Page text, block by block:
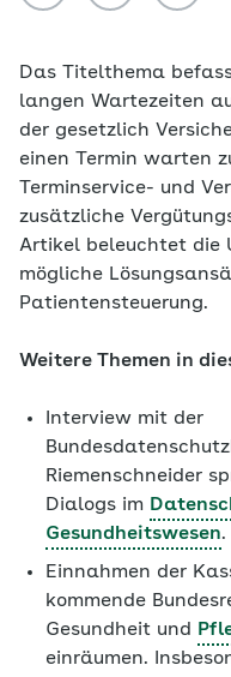
Das Titelthema
langen Wartezeiten
der gesetzlich
einen Termin warten
Terminservice- und
zusätzliche
Artikel beleuchtet die
mögliche
Patientensteuerung.
Weitere Themen in
Interview mit der
Riemenschneider
Dialogs im
Gesundheitswesen.
Einnahmen der
kommende
Gesundheit und
einräumen.